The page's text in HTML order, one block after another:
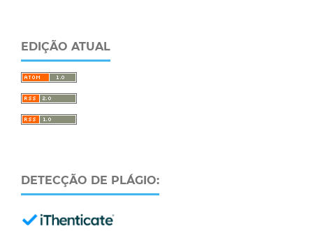
EDIÇÃO ATUAL
DETECÇÃO DE PLÁGIO: